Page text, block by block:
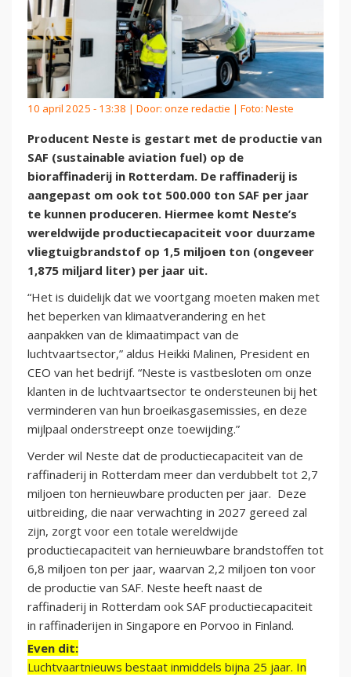
10 april 2025 - 13:38 | Door: onze redactie | Foto: Neste
Producent Neste is gestart met de productie van
SAF (sustainable aviation fuel) op de
bioraffinaderij in Rotterdam. De raffinaderij is
aangepast om ook tot 500.000 ton SAF per jaar
te kunnen produceren. Hiermee komt Neste’s
wereldwijde productiecapaciteit voor duurzame
vliegtuigbrandstof op 1,5 miljoen ton (ongeveer
1,875 miljard liter) per jaar uit.
“Het is duidelijk dat we voortgang moeten maken met
het beperken van klimaatverandering en het
aanpakken van de klimaatimpact van de
luchtvaartsector,” aldus Heikki Malinen, President en
CEO van het bedrijf. “Neste is vastbesloten om onze
klanten in de luchtvaartsector te ondersteunen bij het
verminderen van hun broeikasgasemissies, en deze
mijlpaal onderstreept onze toewijding.”
Verder wil Neste dat de productiecapaciteit van de
raffinaderij in Rotterdam meer dan verdubbelt tot 2,7
miljoen ton hernieuwbare producten per jaar. Deze
uitbreiding, die naar verwachting in 2027 gereed zal
zijn, zorgt voor een totale wereldwijde
productiecapaciteit van hernieuwbare brandstoffen tot
6,8 miljoen ton per jaar, waarvan 2,2 miljoen ton voor
de productie van SAF. Neste heeft naast de
raffinaderij in Rotterdam ook SAF productiecapaciteit
in raffinaderijen in Singapore en Porvoo in Finland.
Even dit:
Luchtvaartnieuws bestaat inmiddels bijna 25 jaar. In